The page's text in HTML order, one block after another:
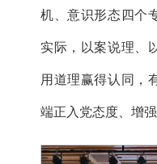
机、意识形态四个
实际，以案说理、
用道理赢得认同，
端正入党态度、增强